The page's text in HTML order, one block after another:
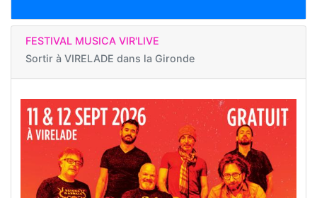
FESTIVAL MUSICA VIR'LIVE
Sortir à VIRELADE dans la Gironde